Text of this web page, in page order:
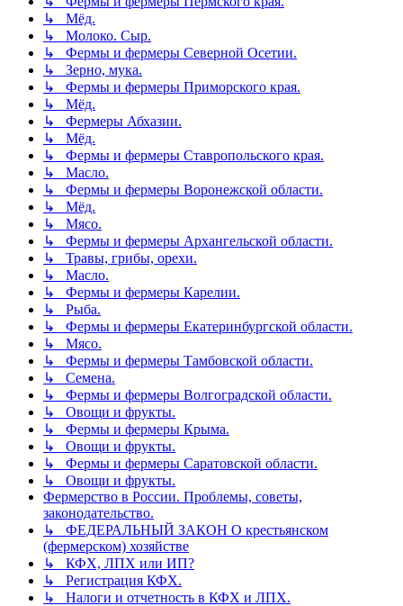
↳ Мёд.
↳ Молоко. Сыр.
↳ Фермы и фермеры Северной Осетии.
↳ Зерно, мука.
↳ Фермы и фермеры Приморского края.
↳ Мёд.
↳ Фермеры Абхазии.
↳ Мёд.
↳ Фермы и фермеры Ставропольского края.
↳ Масло.
↳ Фермы и фермеры Воронежской области.
↳ Мёд.
↳ Мясо.
↳ Фермы и фермеры Архангельской области.
↳ Травы, грибы, орехи.
↳ Масло.
↳ Фермы и фермеры Карелии.
↳ Рыба.
↳ Фермы и фермеры Екатеринбургской области.
↳ Мясо.
↳ Фермы и фермеры Тамбовской области.
↳ Семена.
↳ Фермы и фермеры Волгоградской области.
↳ Овощи и фрукты.
↳ Фермы и фермеры Крыма.
↳ Овощи и фрукты.
↳ Фермы и фермеры Саратовской области.
↳ Овощи и фрукты.
Фермерство в России. Проблемы, советы,
законодательство.
↳ ФЕДЕРАЛЬНЫЙ ЗАКОН О крестьянском
(фермерском) хозяйстве
↳ КФХ, ЛПХ или ИП?
↳ Регистрация КФХ.
↳ Налоги и отчетность в КФХ и ЛПХ.